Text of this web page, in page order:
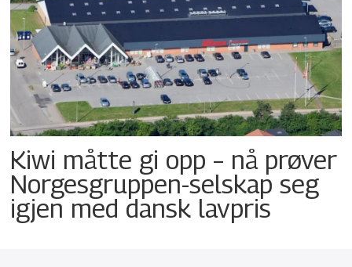
Kiwi måtte gi opp – nå prøver
Norgesgruppen-selskap seg
igjen med dansk lavpris